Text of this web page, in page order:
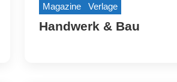
Magazine
Verlage
Handwerk & Bau